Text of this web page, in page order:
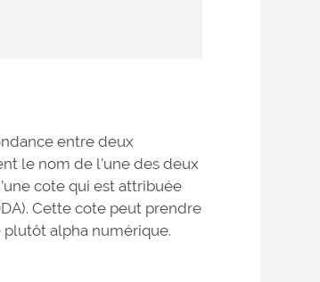
entre deux
le nom de l’une des deux
cote qui est attribuée
Cette cote peut prendre
alpha numérique.